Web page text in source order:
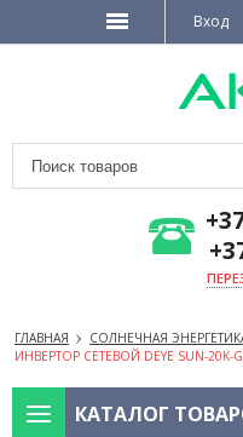
Вход
ГЛАВНАЯ СОЛНЕЧНАЯ
ИНВЕРТОР СЕТЕВОЙ DEYE SUN-20K-
КАТАЛОГ